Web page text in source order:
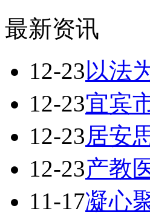
最新资讯
12-23以法
12-23宜宾
12-23居安
12-23产教
11-17凝心